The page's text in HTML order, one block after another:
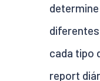
cada tipo
report